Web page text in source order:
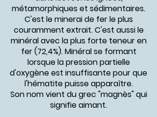
métamorphiques et sédimentaires.
C'est le minerai de fer le plus
couramment extrait. C'est aussi le
minéral avec la plus forte teneur en
fer (72,4%). Minéral se formant
lorsque la pression partielle
d'oxygène est insuffisante pour que
l'hématite puisse apparaître.
Son nom vient du grec "magnès" qui
signifie aimant.